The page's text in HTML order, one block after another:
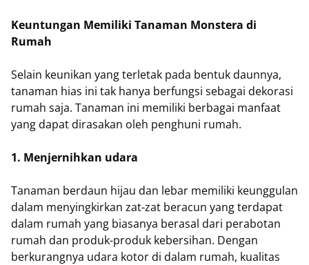
Keuntungan Memiliki Tanaman Monstera di
Rumah
Selain keunikan yang terletak pada bentuk daunnya,
tanaman hias ini tak hanya berfungsi sebagai dekorasi
rumah saja. Tanaman ini memiliki berbagai manfaat
yang dapat dirasakan oleh penghuni rumah.
1. Menjernihkan udara
Tanaman berdaun hijau dan lebar memiliki keunggulan
dalam menyingkirkan zat-zat beracun yang terdapat
dalam rumah yang biasanya berasal dari perabotan
rumah dan produk-produk kebersihan. Dengan
berkurangnya udara kotor di dalam rumah, kualitas